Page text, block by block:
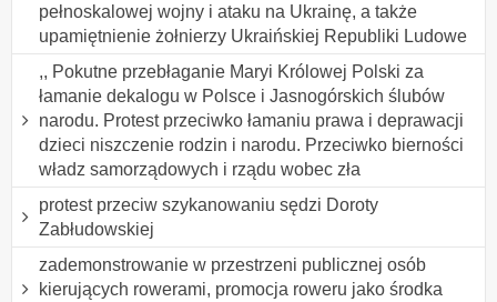
pełnoskalowej wojny i ataku na Ukrainę, a także
upamiętnienie żołnierzy Ukraińskiej Republiki Ludowe
,, Pokutne przebłaganie Maryi Królowej Polski za
łamanie dekalogu w Polsce i Jasnogórskich ślubów
narodu. Protest przeciwko łamaniu prawa i deprawacji
dzieci niszczenie rodzin i narodu. Przeciwko bierności
władz samorządowych i rządu wobec zła
protest przeciw szykanowaniu sędzi Doroty
Zabłudowskiej
zademonstrowanie w przestrzeni publicznej osób
kierujących rowerami, promocja roweru jako środka